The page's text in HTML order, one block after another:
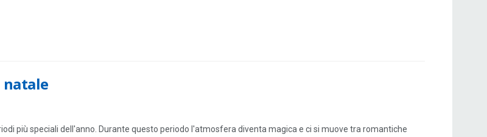
natale
più speciali dell'anno. Durante questo periodo l'atmosfera diventa magica e ci si muove tra romantiche